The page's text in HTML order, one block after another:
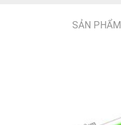
SẢN PHẨM